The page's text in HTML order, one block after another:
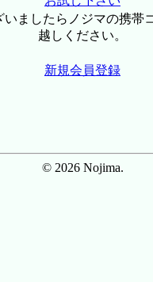
ましたらノジマの携帯
越しください。
新規会員登録
© 2026 Nojima.